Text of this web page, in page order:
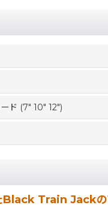
ド (7" 10" 12")
Train Jackの